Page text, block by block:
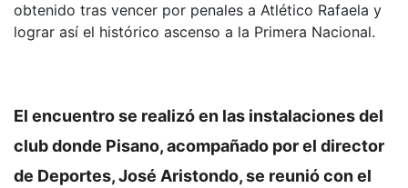
obtenido tras vencer por penales a Atlético Rafaela y
lograr así el histórico ascenso a la Primera Nacional.
El encuentro se realizó en las instalaciones del
club donde Pisano, acompañado por el director
de Deportes, José Aristondo, se reunió con el